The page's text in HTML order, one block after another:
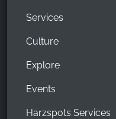
Services
Culture
Explore
Events
Harzspots Services